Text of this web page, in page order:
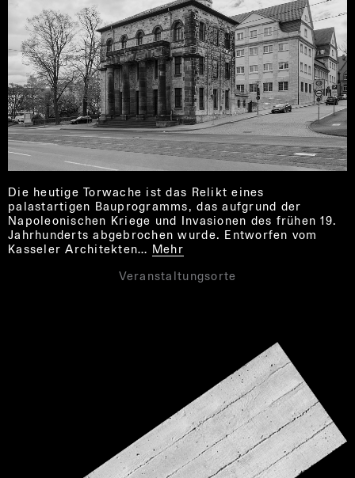
Die heutige Torwache ist das Relikt eines
palastartigen Bauprogramms, das aufgrund der
Napoleonischen Kriege und Invasionen des frühen 19.
Jahrhunderts abgebrochen wurde. Entworfen vom
Kasseler Architekten… Mehr
Veranstaltungsorte